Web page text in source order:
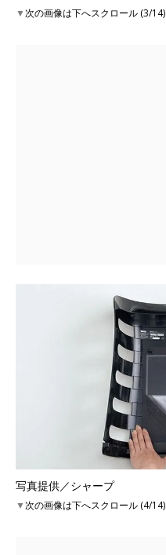
▼次の画像は下へスクロール (3/14)
写真提供／シャープ
▼次の画像は下へスクロール (4/14)